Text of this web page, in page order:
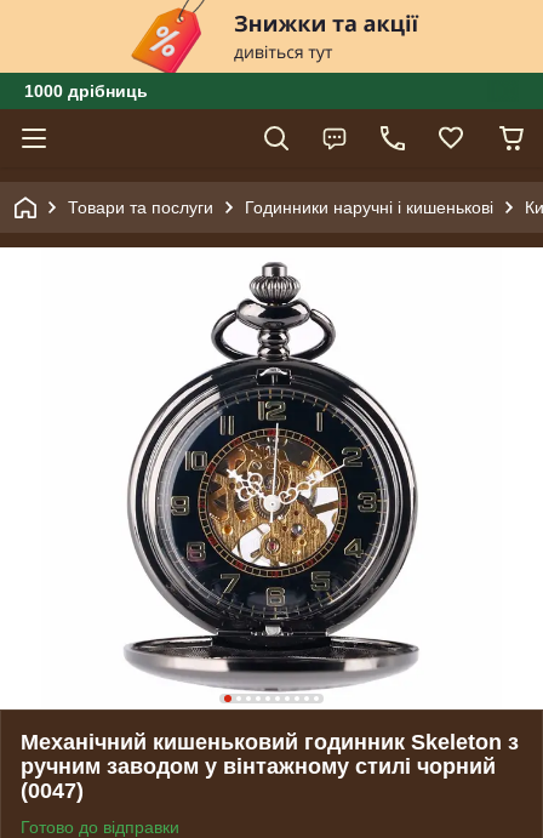
1000 дрібниць
Товари та послуги Годинники наручні і кишенькові
Механічний кишеньковий годинник Skeleton з
ручним заводом у вінтажному стилі чорний
(0047)
Готово до відправки